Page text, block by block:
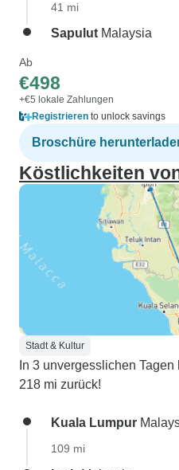
41 mi
Sapulut Malaysia
Ab
€498
+€5 lokale Zahlungen
Registrieren to unlock savings
Broschüre
Köstlichkeiten
Stadt & Kultur
In 3 unvergesslichen
218 mi zurück!
Kuala Lumpur
109 mi